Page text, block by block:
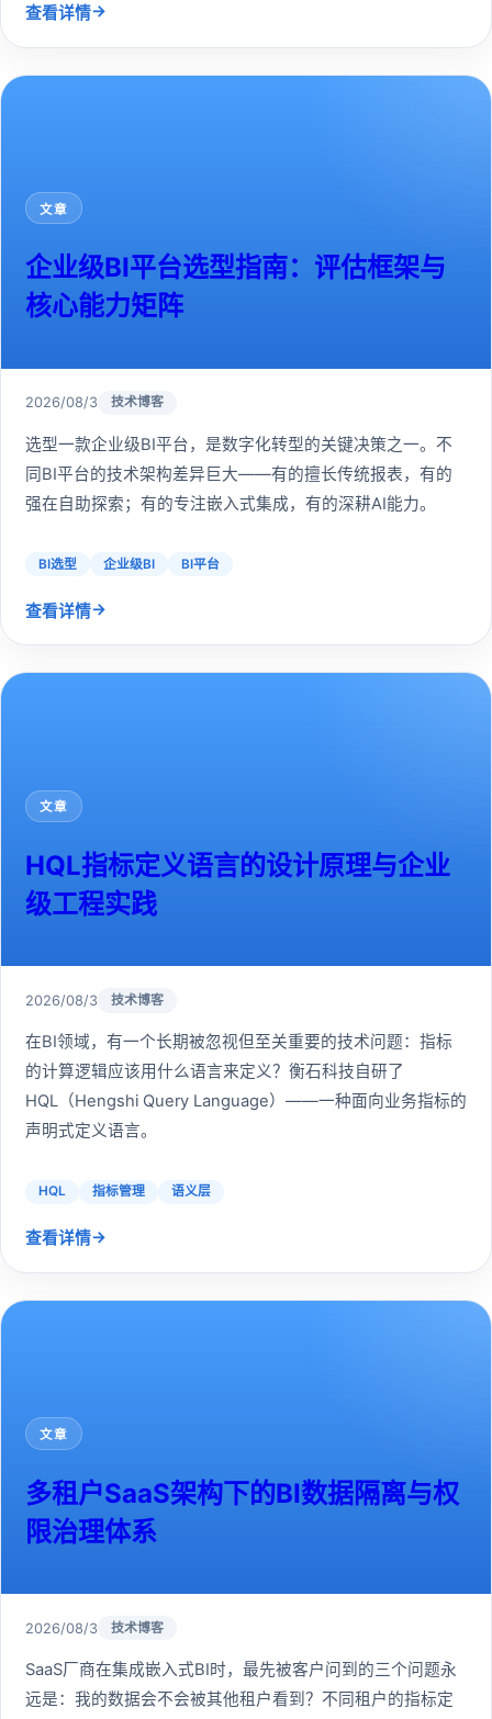
查看详情→
文章
企业级BI平台选型指南：评估框架与
核心能力矩阵
2026/08/3 技术博客
选型一款企业级BI平台，是数字化转型的关键决策之一。不
同BI平台的技术架构差异巨大——有的擅长传统报表，有的
强在自助探索；有的专注嵌入式集成，有的深耕AI能力。
BI选型 企业级BI BI平台
查看详情→
文章
HQL指标定义语言的设计原理与企业
级工程实践
2026/08/3 技术博客
在BI领域，有一个长期被忽视但至关重要的技术问题：指标
的计算逻辑应该用什么语言来定义？衡石科技自研了
HQL（Hengshi Query Language）——一种面向业务指标的
声明式定义语言。
HQL 指标管理 语义层
查看详情→
文章
多租户SaaS架构下的BI数据隔离与权
限治理体系
2026/08/3 技术博客
SaaS厂商在集成嵌入式BI时，最先被客户问到的三个问题永
远是：我的数据会不会被其他租户看到？不同租户的指标定